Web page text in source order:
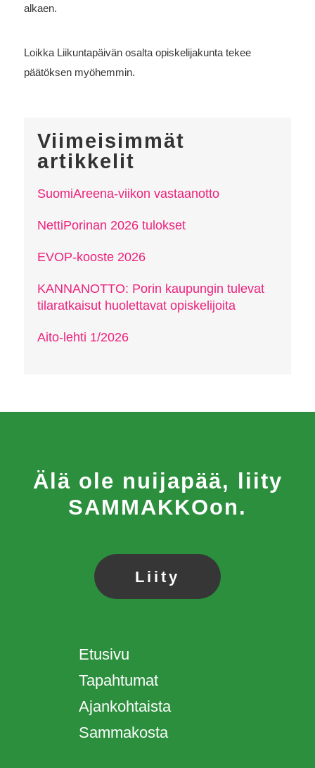
alkaen.
Loikka Liikuntapäivän osalta opiskelijakunta tekee
päätöksen myöhemmin.
Viimeisimmät
artikkelit
SuomiAreena-viikon vastaanotto
NettiPorinan 2026 tulokset
EVOP-kooste 2026
KANNANOTTO: Porin kaupungin tulevat
tilaratkaisut huolettavat opiskelijoita
Aito-lehti 1/2026
Älä ole nuijapää, liity
SAMMAKKOon.
Liity
Etusivu
Tapahtumat
Ajankohtaista
Sammakosta